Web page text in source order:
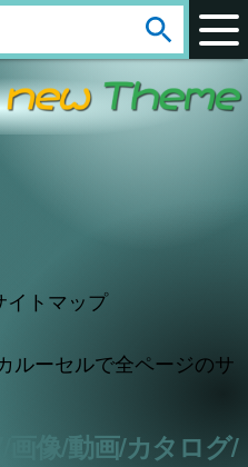
イトマップ
ーセルで全ページのサ
画像/動画/カタログ/
arrow_circle_down